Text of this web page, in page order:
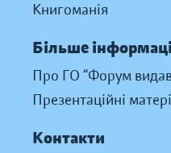
Книгоманія
Більше
Про ГО “Форум
Презентаційні
Контакти